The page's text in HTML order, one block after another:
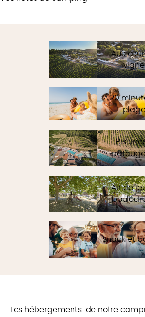
Au cœur
À 20
Air de
Snack et
Les hébergements de notre